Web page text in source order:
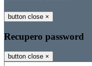
button close ×
Recupero password
button close ×